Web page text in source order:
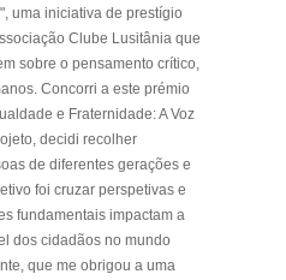
uma iniciativa de prestígio
Clube Lusitânia que
sobre o pensamento crítico,
Concorri a este prémio
e Fraternidade: A Voz
decidi recolher
de diferentes gerações e
foi cruzar perspetivas e
fundamentais impactam a
dos cidadãos no mundo
que me obrigou a uma